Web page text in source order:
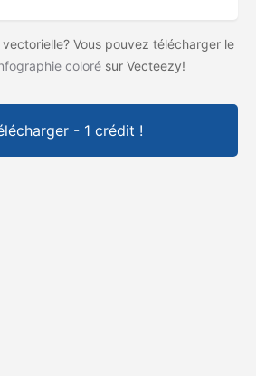
Vous pouvez télécharger le
coloré sur Vecteezy!
- 1 crédit !